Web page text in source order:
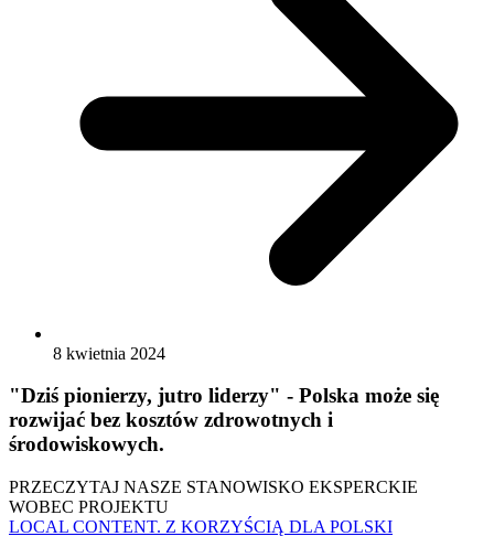
8 kwietnia 2024
"Dziś pionierzy, jutro liderzy" - Polska może się
rozwijać bez kosztów zdrowotnych i
środowiskowych.
PRZECZYTAJ NASZE STANOWISKO EKSPERCKIE
WOBEC PROJEKTU
LOCAL CONTENT. Z KORZYŚCIĄ DLA POLSKI